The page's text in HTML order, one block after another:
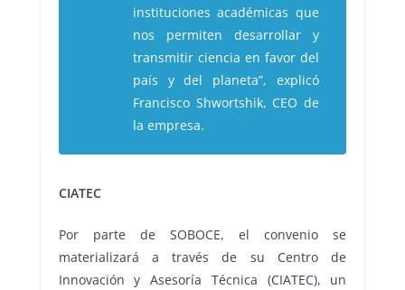
instituciones académicas que
nos permiten desarrollar y
transmitir ciencia en favor del
país y del planeta”, explicó
Francisco Shwortshik, CEO de
la empresa.
CIATEC
Por parte de SOBOCE, el convenio se
materializará a través de su Centro de
Innovación y Asesoría Técnica (CIATEC), un